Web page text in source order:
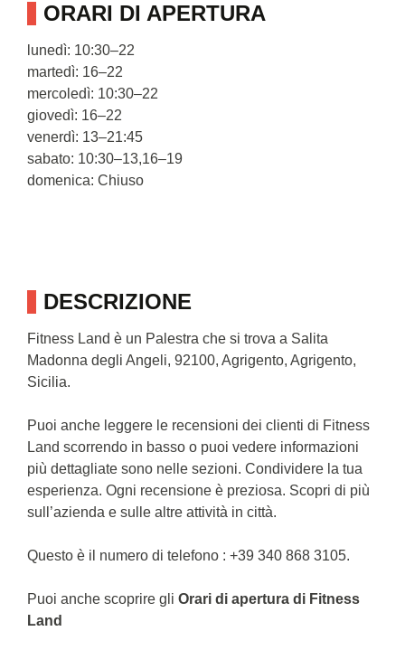
DESCRIZIONE
Fitness Land è un Palestra che si trova a Salita
Madonna degli Angeli, 92100, Agrigento, Agrigento,
Sicilia.
Puoi anche leggere le recensioni dei clienti di Fitness
Land scorrendo in basso o puoi vedere informazioni
più dettagliate sono nelle sezioni. Condividere la tua
esperienza. Ogni recensione è preziosa. Scopri di più
sull’azienda e sulle altre attività in città.
Questo è il numero di telefono : +39 340 868 3105.
Puoi anche scoprire gli Orari di apertura di Fitness
Land
ORARI DI APERTURA
lunedì: 10:30–22
martedì: 16–22
mercoledì: 10:30–22
giovedì: 16–22
venerdì: 13–21:45
sabato: 10:30–13,16–19
domenica: Chiuso